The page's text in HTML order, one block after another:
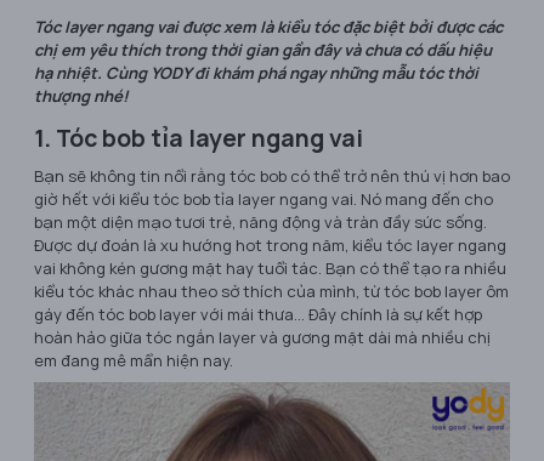
Tóc layer ngang vai được xem là kiểu tóc đặc biệt bởi được các
chị em yêu thích trong thời gian gần đây và chưa có dấu hiệu
hạ nhiệt. Cùng YODY đi khám phá ngay những mẫu tóc thời
thượng nhé!
1. Tóc bob tỉa layer ngang vai
Bạn sẽ không tin nổi rằng tóc bob có thể trở nên thú vị hơn bao
giờ hết với kiểu tóc bob tỉa layer ngang vai. Nó mang đến cho
bạn một diện mạo tươi trẻ, năng động và tràn đầy sức sống.
Được dự đoán là xu hướng hot trong năm, kiểu tóc layer ngang
vai không kén gương mặt hay tuổi tác. Bạn có thể tạo ra nhiều
kiểu tóc khác nhau theo sở thích của mình, từ tóc bob layer ôm
gáy đến tóc bob layer với mái thưa... Đây chính là sự kết hợp
hoàn hảo giữa tóc ngắn layer và gương mặt dài mà nhiều chị
em đang mê mẩn hiện nay.